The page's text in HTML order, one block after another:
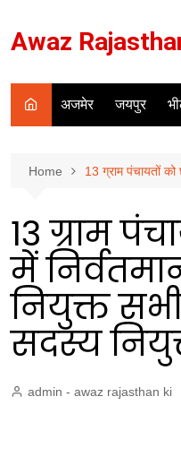
Awaz
अजमेर जयपुर
Home 13 ग्राम पंचायतों
13 ग्राम
में
नियुक्त
सदस्य
admin - awaz rajasthan ki